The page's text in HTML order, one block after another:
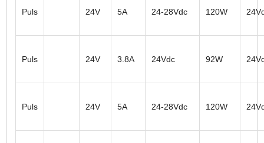
Puls 24V 5A 24-28Vdc 120W
Puls 24V 3.8A 24Vdc 92W
Puls 24V 5A 24-28Vdc 120W